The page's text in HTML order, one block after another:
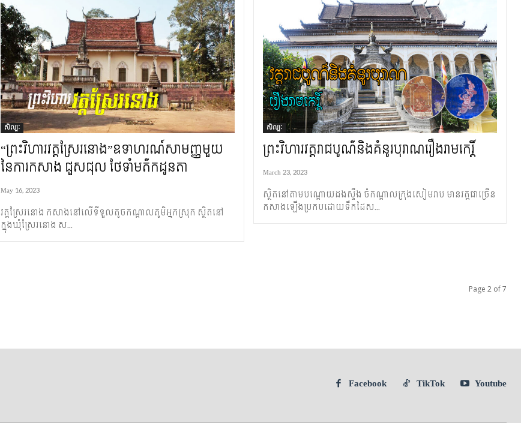
សិល្បៈ
“ព្រះវិហារ​វត្ត​ស្រែរនោង”ឧទាហរណ៍សាមញ្ញមួយ​
នៃ​ការ​កសាង​ ជួសជុល ថែទាំ​មត៌ក​ដូនតា
May 16, 2023
វត្ត​ស្រែរនោង​ ​កសាង​នៅ​លើ​ទីទួល​តូច​​​​កណ្តាល​ភូមិ​អ្នកស្រុក ស្ថិត​​នៅ
ក្នុង​ឃុំ​ស្រែ​​រនោង​ ស...
សិល្បៈ
ព្រះវិហារ​វត្ត​រាជបូណ៌និង​គំនូរ​បុរាណរឿង​រាមកេរ្តិ៍
March 23, 2023
​ស្ថិតនៅតាម​បណ្តោយ​ដងស្ទឹង ចំកណ្តាល​ក្រុង​សៀមរាប មានវត្ត​ជាច្រើន​
កសាង​ឡើង​​ប្រកប​ដោយ​​ទឹក​ដៃ​ស...
Page 2 of 7
Facebook TikTok Youtube